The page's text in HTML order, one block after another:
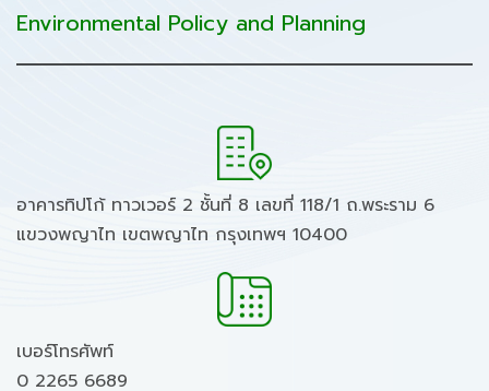
Environmental Policy and Planning
อาคารทิปโก้ ทาวเวอร์ 2 ชั้นที่ 8 เลขที่ 118/1 ถ.พระราม 6
แขวงพญาไท เขตพญาไท กรุงเทพฯ 10400
เบอร์โทรศัพท์
0 2265 6689